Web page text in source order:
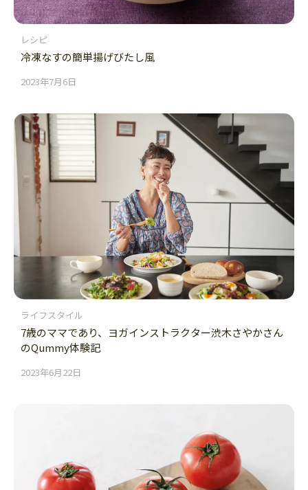
レシピ
冷凍なすの簡単揚げびたし風
2023年7月6日
ライフスタイル
7歳のママであり、ヨガインストラクター渋木さやかさん
のQummy体験記
2023年6月22日